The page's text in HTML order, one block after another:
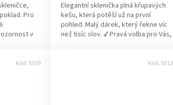
Pro
v
Elegantní sklenička plná křupavých
kešu, která potěší už na první
pohled. Malý dárek, který řekne víc
než tisíc slov. ✔ Pravá volba pro Vás,
Kód: 5359 Kód: 5013